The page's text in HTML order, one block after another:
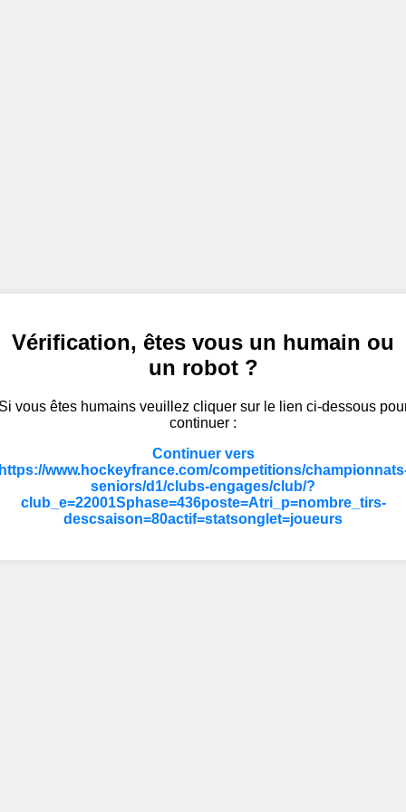
Vérification, êtes vous un humain ou
un robot ?
vous êtes humains veuillez cliquer sur le lien ci-dessous
continuer :
Continuer vers
www.hockeyfrance.com/competitions/
seniors/d1/clubs-engages/club/?
club_e=22001Sphase=436poste=Atri_p=nombre_tirs-
descsaison=80actif=statsonglet=joueurs